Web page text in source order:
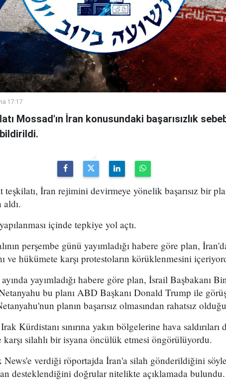
17:17
Mossad'ın İran konusundaki başarısızlık
teşkilatı, İran rejimini devirmeye yönelik başarısız bir
içinde tepkiye yol açtı.
perşembe günü yayımladığı habere göre plan,
ve hükümete karşı protestoların körüklenmesini
yayımladığı habere göre plan, İsrail Başbakanı
bu planı ABD Başkanı Donald Trump ile
planın başarısız olmasından rahatsız
Kürdistanı sınırına yakın bölgelerine hava
silahlı bir isyana öncülük etmesi öngörülüyordu.
News'e verdiği röportajda İran'a silah gönderildiğini
desteklendiğini doğrular nitelikte açıklamada bulundu.